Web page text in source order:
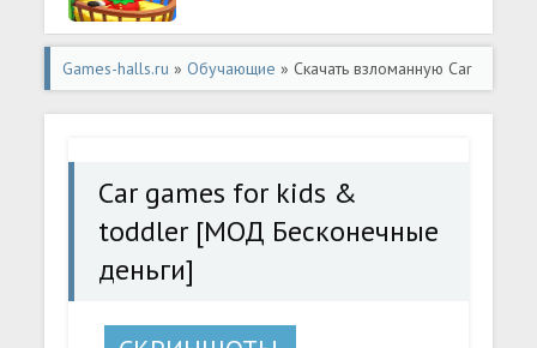
Games-halls.ru »Обучающие » Скачать взломанную Car
games for kids & toddler [МОД Бесконечные деньги] -
Car games for kids &
toddler [МОД Бесконечные
деньги]